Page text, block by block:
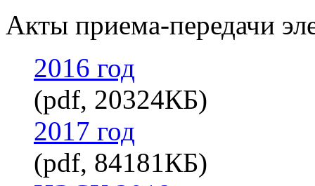
Акты приема-передачи
2016 год
(pdf, 20324КБ)
2017 год
(pdf, 84181КБ)